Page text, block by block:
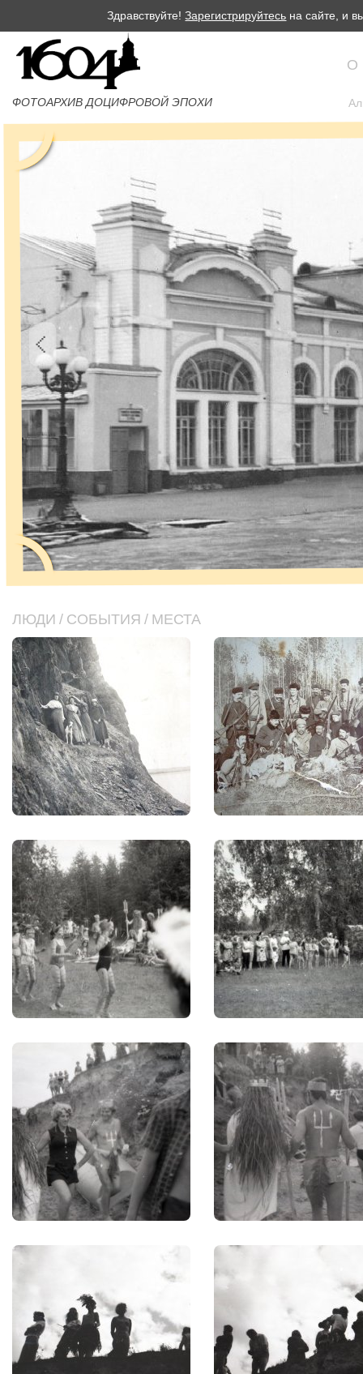
Здравствуйте!Зарегистрируйтесь на сайте, и
ФОТОАРХИВ ДОЦИФРОВОЙ ЭПОХИ
О
ЛЮДИ / СОБЫТИЯ / МЕСТА